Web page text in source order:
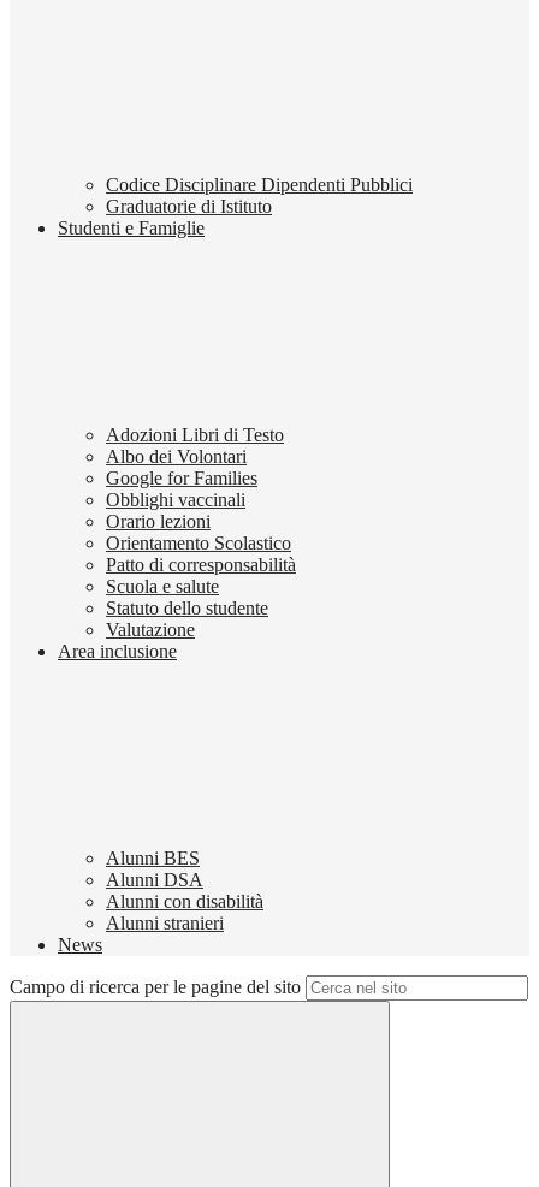
Codice Disciplinare Dipendenti Pubblici
Graduatorie di Istituto
Studenti e Famiglie
Adozioni Libri di Testo
Albo dei Volontari
Google for Families
Obblighi vaccinali
Orario lezioni
Orientamento Scolastico
Patto di corresponsabilità
Scuola e salute
Statuto dello studente
Valutazione
Area inclusione
Alunni BES
Alunni DSA
Alunni con disabilità
Alunni stranieri
News
Campo di ricerca per le pagine del sito